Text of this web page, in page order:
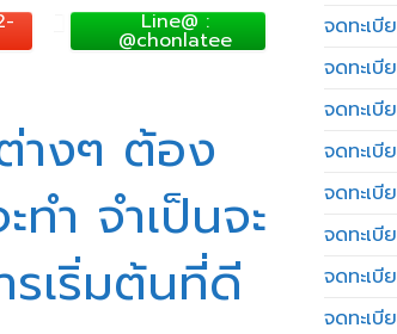
Line@ :
@chonlatee
างๆ ต้อง
ทำ จำเป็นจะ
รเริ่มต้นที่ดี
จดทะเ
จดทะเ
จดทะเบี
จดทะเบี
จดทะเบี
จดทะเบี
จดทะเบี
จดทะเบี